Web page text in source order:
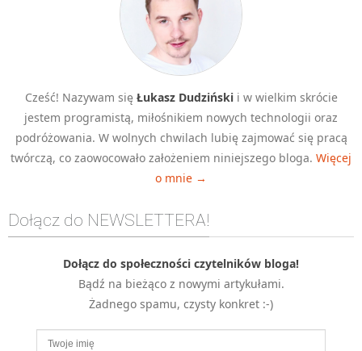
C++
Elementarz Java
Pascal
HTML 5
CSS 3
Django
PHP
WordPress
MOBILE
Android
Cześć! Nazywam się Łukasz Dudzińskii w wielkim skrócie
jestem programistą, miłośnikiem nowych technologii oraz
podróżowania. W wolnych chwilach lubię zajmować się pracą
twórczą, co zaowocowało założeniem niniejszego bloga. Więcej
o mnie →
Dołącz do NEWSLETTERA!
Dołącz do społeczności czytelników bloga!
Bądź na bieżąco z nowymi artykułami.
Żadnego spamu, czysty konkret :-)